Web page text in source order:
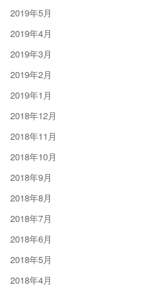
2019年5月
2019年4月
2019年3月
2019年2月
2019年1月
2018年12月
2018年11月
2018年10月
2018年9月
2018年8月
2018年7月
2018年6月
2018年5月
2018年4月